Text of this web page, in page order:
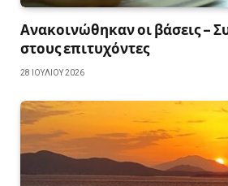
Ανακοινώθηκαν οι βάσεις –
στους επιτυχόντες
28 ΙΟΥΛΊΟΥ 2026